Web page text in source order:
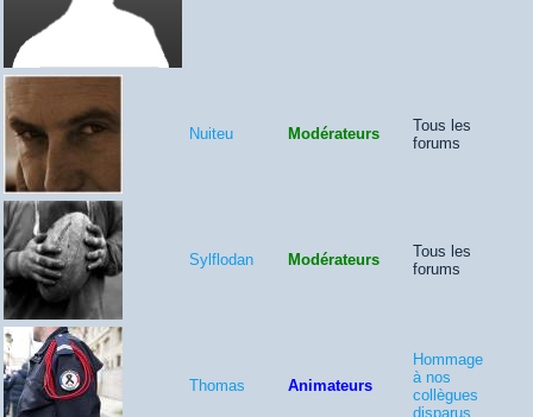
Nuiteu Modérateurs
Tous les
forums
Sylflodan Modérateurs
Tous les
forums
Thomas Animateurs
Hommage
à nos
collègues
disparus